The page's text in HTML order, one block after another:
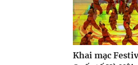
Khai mạc